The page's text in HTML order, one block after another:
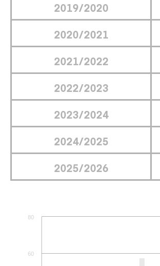
2019/2020
2020/2021
2021/2022
2022/2023
2023/2024
2024/2025
2025/2026
60
80